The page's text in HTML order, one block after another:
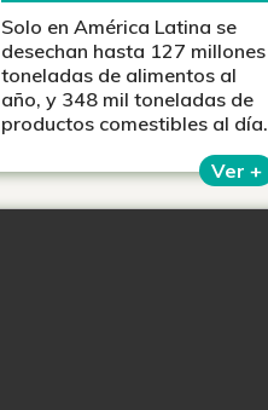
Solo en América Latina se
desechan hasta 127 millones
toneladas de alimentos al
año, y 348 mil toneladas de
productos comestibles al día.
Ver +